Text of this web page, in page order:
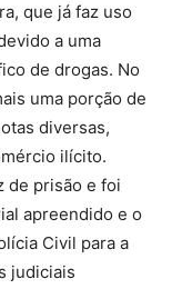
que já faz uso
a uma
de drogas. No
uma porção de
diversas,
ilícito.
de prisão e foi
apreendido e o
Civil para a
judiciais